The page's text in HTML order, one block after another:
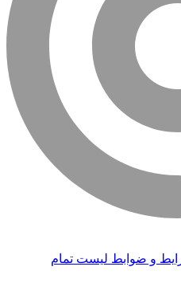
و ضوابطلیست تمام